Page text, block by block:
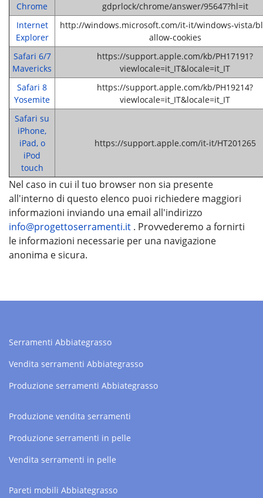
Chrome
gdprlock/chrome/answer/95647?hl=it
Internet
Explorer
http://windows.microsoft.com/it-it/windows-vista/
allow-cookies
Safari 6/7
Mavericks
https://support.apple.com/kb/PH17191?
viewlocale=it_IT&locale=it_IT
Safari 8
Yosemite
https://support.apple.com/kb/PH19214?
viewlocale=it_IT&locale=it_IT
Safari su
iPhone,
iPad, o
iPod
touch
https://support.apple.com/it-it/HT201265
Nel caso in cui il tuo browser non sia presente
all'interno di questo elenco puoi richiedere maggiori
informazioni inviando una email all'indirizzo
info@progettoserramenti.it . Provvederemo a fornirti
le informazioni necessarie per una navigazione
anonima e sicura.
Serramenti Abbiategrasso
Vendita serramenti Abbiategrasso
Produzione serramenti Abbiategrasso
Produzione vendita serramenti
Produzione serramenti in pelle
Vendita serramenti in pelle
Pareti mobili Abbiategrasso